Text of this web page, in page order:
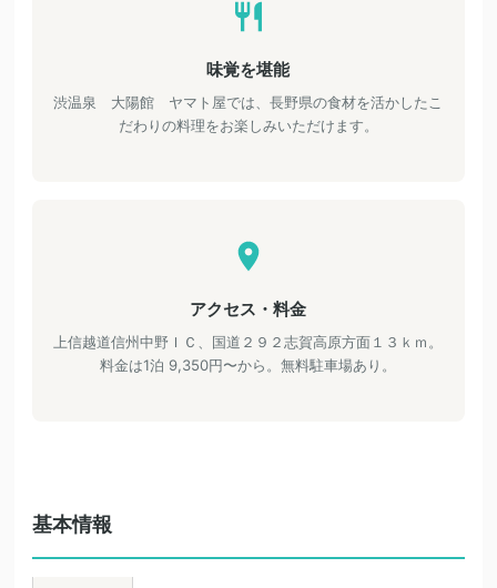
味覚を堪能
渋温泉 大陽館 ヤマト屋では、長野県の食材を活かしたこ
だわりの料理をお楽しみいただけます。
アクセス・料金
上信越道信州中野ＩＣ、国道２９２志賀高原方面１３ｋｍ。
料金は1泊 9,350円〜から。無料駐車場あり。
基本情報